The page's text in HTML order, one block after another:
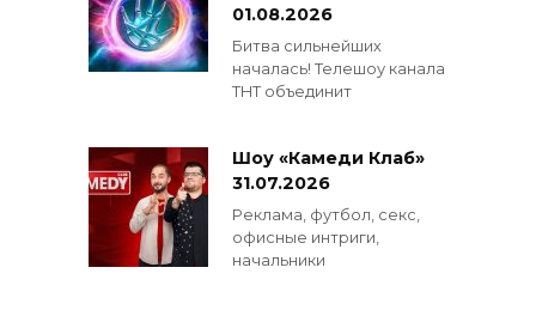
01.08.2026
Битва сильнейших
началась! Телешоу канала
ТНТ объединит
Шоу «Камеди Клаб»
31.07.2026
Реклама, футбол, секс,
офисные интриги,
начальники